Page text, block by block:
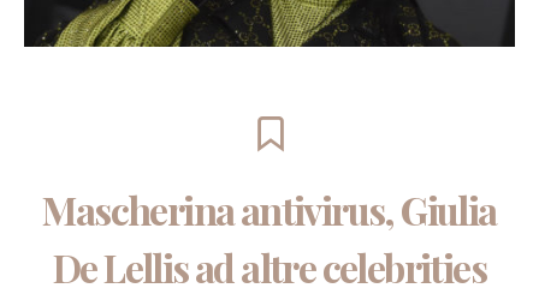
Mascherina antivirus, Giulia
De Lellis ad altre celebrities